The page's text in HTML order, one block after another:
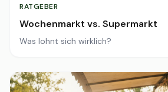
RATGEBER
Wochenmarkt vs. Supermarkt
Was lohnt sich wirklich?